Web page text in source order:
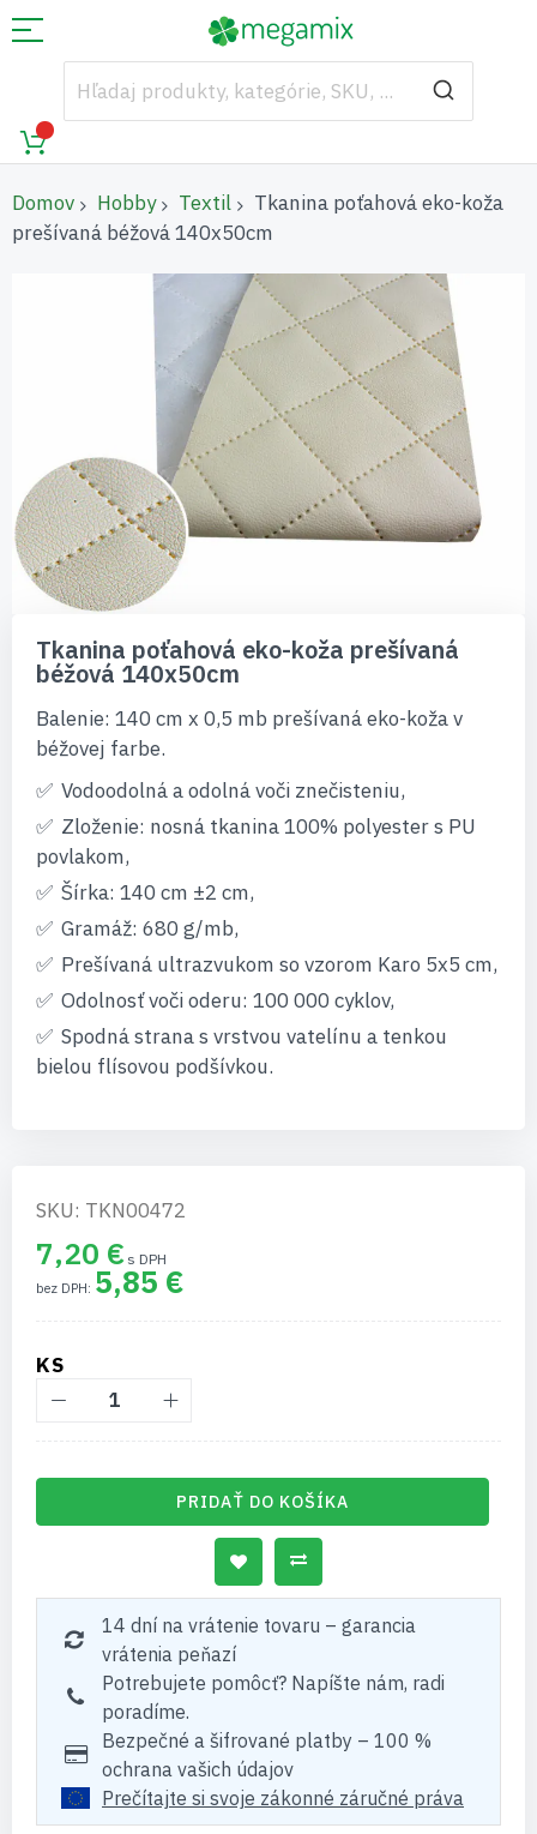
Domov Hobby Textil
Tkanina poťahová eko-koža
prešívaná béžová 140x50cm
začiatok
galérie
Tkanina poťahová eko-koža prešívaná
béžová 140x50cm
Balenie: 140 cm x 0,5 mb prešívaná eko-koža v
béžovej farbe.
Vodoodolná a odolná voči znečisteniu,
Zloženie: nosná tkanina 100% polyester s PU
povlakom,
Šírka: 140 cm ±2 cm,
Gramáž: 680 g/mb,
Prešívaná ultrazvukom so vzorom Karo 5x5 cm,
Odolnosť voči oderu: 100 000 cyklov,
Spodná strana s vrstvou vatelínu a tenkou
bielou flísovou podšívkou.
SKU: TKN00472
7,20 €
5,85 €
KS
PRIDAŤ DO KOŠÍKA
14 dní na vrátenie tovaru – garancia
vrátenia peňazí
Potrebujete pomôcť? Napíšte nám, radi
poradíme.
Bezpečné a šifrované platby – 100 %
ochrana vašich údajov
Prečítajte si svoje zákonné záručné práva